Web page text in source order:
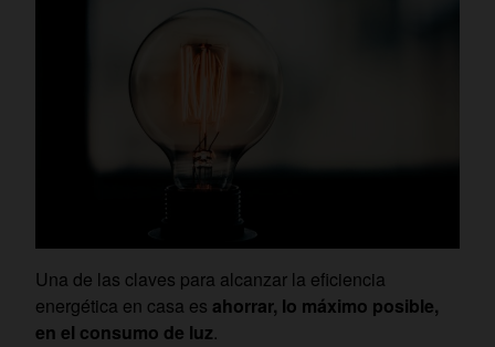
Una de las claves para alcanzar la eficiencia
energética en casa es ahorrar, lo máximo posible,
en el consumo de luz.